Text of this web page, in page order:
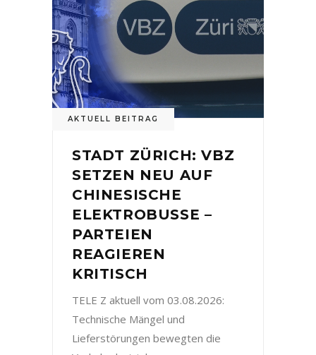
AKTUELL BEITRAG
STADT ZÜRICH: VBZ
SETZEN NEU AUF
CHINESISCHE
ELEKTROBUSSE –
PARTEIEN
REAGIEREN
KRITISCH
TELE Z aktuell vom 03.08.2026:
Technische Mängel und
Lieferstörungen bewegten die